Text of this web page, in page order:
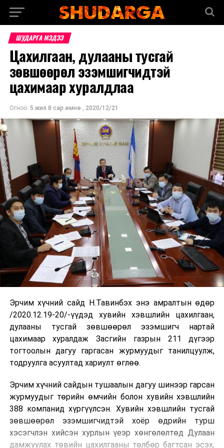
ШУДАРГА МЭДЭЭ
Цахилгаан, дулааны тусгай
зөвшөөрөл эзэмшигчидтэй
цахимаар хуралдлаа
Огноо: 5 жил 8 сар.өмнө , 2020/12/21
Эрчим хүчний сайд Н.Тавинбэх энэ амралтын өдөр
/2020.12.19-20/-үүдэд хувийн хэвшлийн цахилгаан,
дулааны тусгай зөвшөөрөл эзэмшигч нартай
цахимаар хуралдаж Засгийн газрын 211 дүгээр
тогтоолын дагуу гаргасан журмуудыг танилцуулж,
тодруулга асуултад хариулт өглөө.
Эрчим хүчний сайдын тушаалын дагуу шинээр гарсан
журмуудыг төрийн өмчийн болон хувийн хэвшлийн
388 компанид хүргүүлсэн. Хувийн хэвшлийн тусгай
зөвшөөрөл эзэмшигчидтэй хоёр өдрийн турш
хэсэгчлэн хийсэн хурлын үеэр хөнгөлөлтөд Дулаан
дамжуулах төвийн цахилгааны төлбөр багтсан эсэх,